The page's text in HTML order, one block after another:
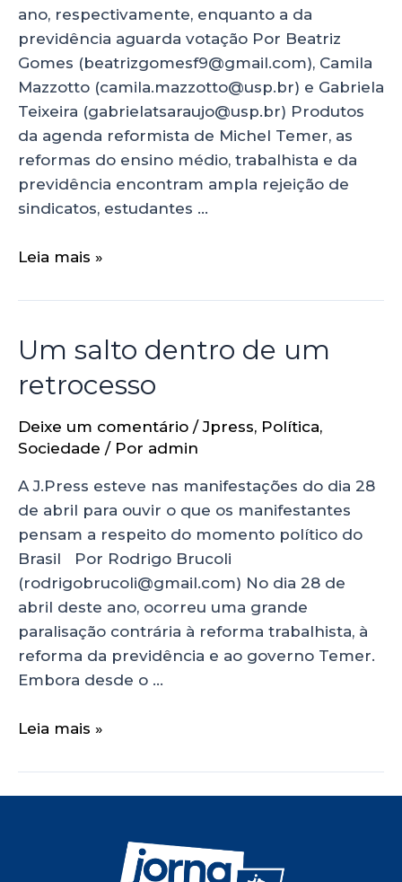
ano, respectivamente, enquanto a da
previdência aguarda votação Por Beatriz
Gomes (beatrizgomesf9@gmail.com), Camila
Mazzotto (camila.mazzotto@usp.br) e Gabriela
Teixeira (gabrielatsaraujo@usp.br) Produtos
da agenda reformista de Michel Temer, as
reformas do ensino médio, trabalhista e da
previdência encontram ampla rejeição de
sindicatos, estudantes …
Leia mais »
Um salto dentro de um
retrocesso
Deixe um comentário /Jpress, Política,
Sociedade / Por admin
A J.Press esteve nas manifestações do dia 28
de abril para ouvir o que os manifestantes
pensam a respeito do momento político do
Brasil Por Rodrigo Brucoli
(rodrigobrucoli@gmail.com) No dia 28 de
abril deste ano, ocorreu uma grande
paralisação contrária à reforma trabalhista, à
reforma da previdência e ao governo Temer.
Embora desde o …
Leia mais »